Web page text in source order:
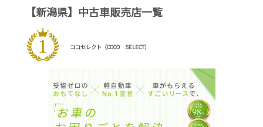
【新潟県】中古車販売店一覧
ココセレクト（COCO SELECT）